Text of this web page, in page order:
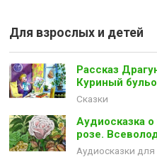
Для взрослых и детей
Рассказ
Куриный
Сказки
Аудиосказка
розе.
Аудиосказки для